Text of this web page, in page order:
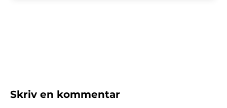
Skriv en kommentar